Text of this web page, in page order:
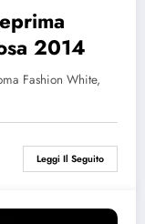
2014
Fashion White,
Leggi Il Seguito